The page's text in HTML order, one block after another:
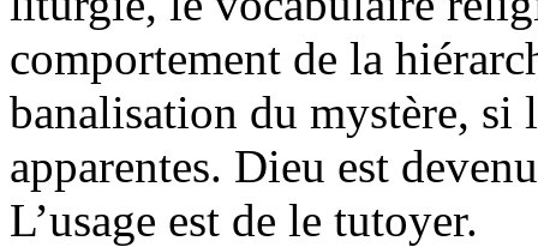
comportement de la
banalisation du mystère, si
apparentes. Dieu est
L’usage est de le tutoyer.